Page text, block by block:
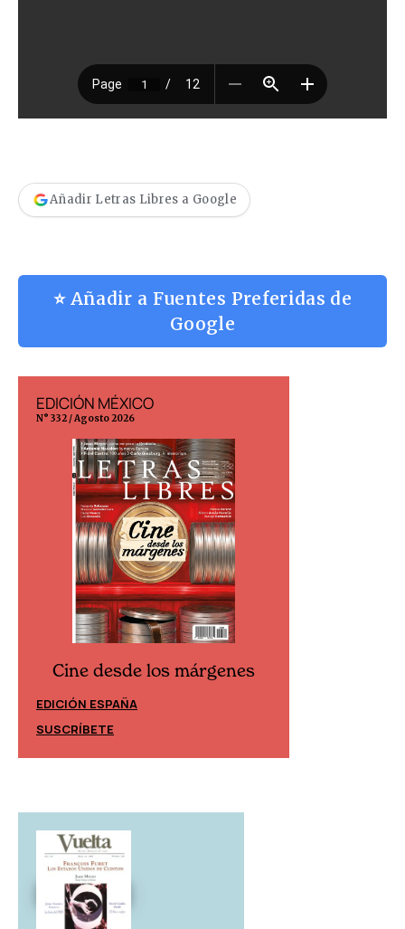
Añadir Letras Libres a Google
⭐ Añadir a Fuentes Preferidas de
Google
EDICIÓN MÉXICO
N° 332 / Agosto 2026
Cine desde los márgenes
EDICIÓN ESPAÑA
SUSCRÍBETE